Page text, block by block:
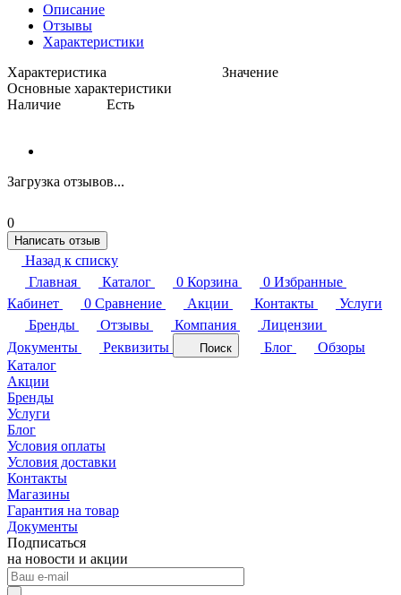
Описание
Отзывы
Характеристики
Характеристика
Значение
Основные характеристики
Наличие
Есть
Загрузка отзывов...
0
Написать отзыв
Назад к списку
Главная
Каталог 0 Корзина 0 Избранные
Кабинет
0 Сравнение Акции Контакты
Услуги
Бренды
Отзывы Компания
Лицензии
Документы
Реквизиты Поиск Блог
Обзоры
Каталог
Акции
Бренды
Услуги
Блог
Условия оплаты
Условия доставки
Контакты
Магазины
Гарантия на товар
Документы
Подписаться
на новости и акции